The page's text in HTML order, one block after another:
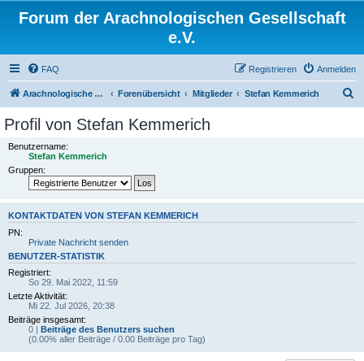
Forum der Arachnologischen Gesellschaft
e.V.
FAQ Anmelden
Registrieren
Arachnologische Gesellschaft e. V. Forenübersicht Mitglieder Stefan Kemmerich
Profil von Stefan Kemmerich
Benutzername:
Stefan Kemmerich
Gruppen:
KONTAKTDATEN VON STEFAN KEMMERICH
PN:
Private Nachricht senden
BENUTZER-STATISTIK
Registriert:
So 29. Mai 2022, 11:59
Letzte Aktivität:
Mi 22. Jul 2026, 20:38
Beiträge insgesamt:
0 | Beiträge des Benutzers suchen
(0.00% aller Beiträge / 0.00 Beiträge pro Tag)